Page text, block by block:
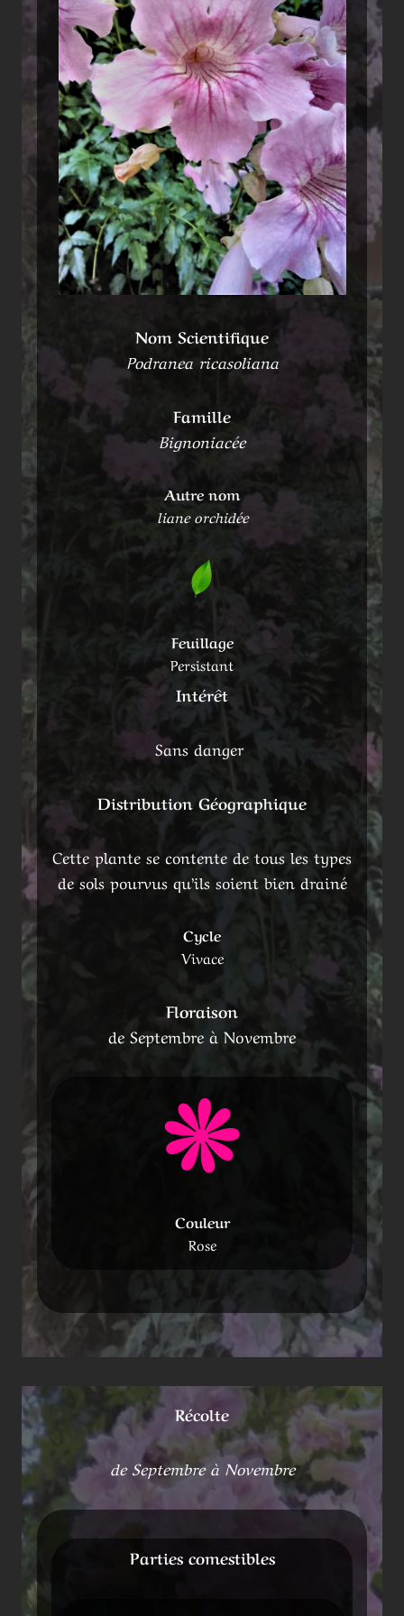
Nom Scientifique
Podranea ricasoliana
Famille
Bignoniacée
Autre nom
liane orchidée
Feuillage
Persistant
Intérêt
Sans danger
Distribution Géographique
Cette plante se contente de tous les types
de sols pourvus qu’ils soient bien drainé
Cycle
Vivace
Floraison
de Septembre à Novembre
Couleur
Rose
Récolte
de Septembre à Novembre
Parties comestibles